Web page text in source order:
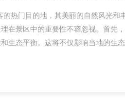
的热门目的地，其美丽的自然风光
在景区中的重要性不容忽视。首先
生态平衡。这将不仅影响当地的生